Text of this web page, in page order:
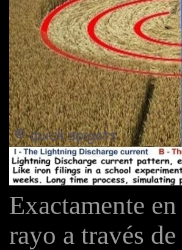
Exactamente
rayo a través